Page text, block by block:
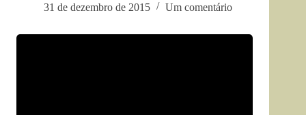
31 de dezembro de 2015
Um comentário